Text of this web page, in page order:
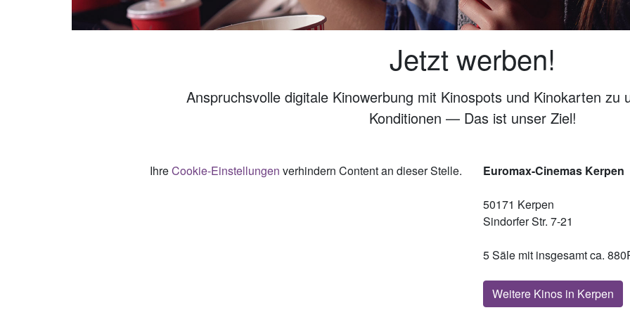
Jetzt werben!
Anspruchsvolle digitale Kinowerbung mit Kinospots und Kinokarten zu
Konditionen — Das ist unser Ziel!
IhreCookie-Einstellungen verhindern Content an dieser Stelle. Euromax-Cinemas Kerpen
50171 Kerpen
Sindorfer Str. 7-21
5 Säle mit insgesamt ca.
Weitere Kinos in Kerpen